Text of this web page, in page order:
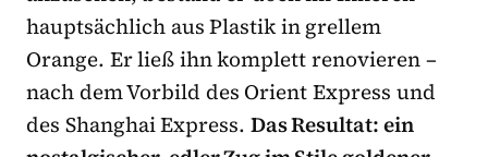
hauptsächlich aus Plastik in grellem
Orange. Er ließ ihn komplett renovieren –
nach dem Vorbild des Orient Express und
des Shanghai Express. Das Resultat: ein